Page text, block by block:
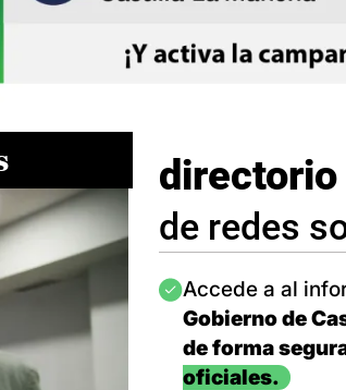
directorio
de redes
Imagen
Accede a al
Gobierno de
de forma
oficiales.